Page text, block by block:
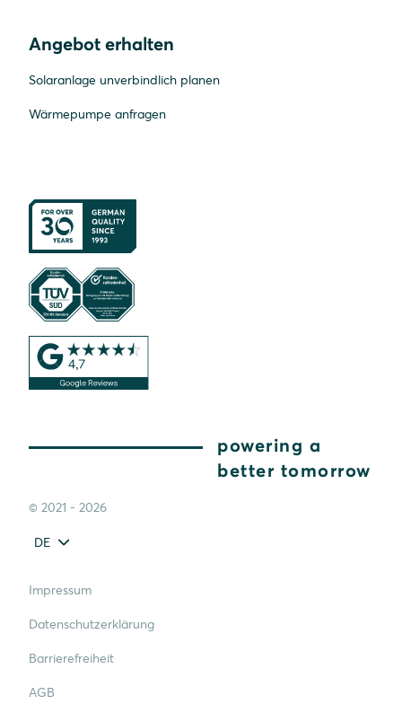
Angebot erhalten
Solaranlage unverbindlich planen
Wärmepumpe anfragen
powering a
better tomorrow
© 2021 - 2026
DE
Impressum
Datenschutzerklärung
Barrierefreiheit
AGB